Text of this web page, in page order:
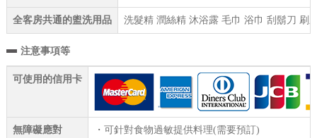
全客房共通的盥洗用品 洗髮精 潤絲精 沐浴露 毛巾 浴巾 刮鬍刀 刷
注意事項等
可使用的信用卡
無障礙應對 ・可針對食物過敏提供料理(需要預訂)